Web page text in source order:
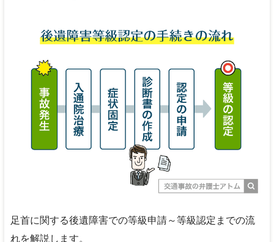
足首に関する後遺障害での等級申請～等級認定までの流
れを解説します。